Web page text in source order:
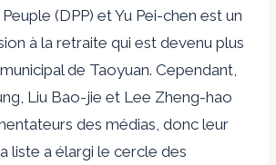
(DPP) et Yu Pei-chen est un
à la retraite qui est devenu plus
de Taoyuan. Cependant,
Liu Bao-jie et Lee Zheng-hao
des médias, donc leur
liste a élargi le cercle des